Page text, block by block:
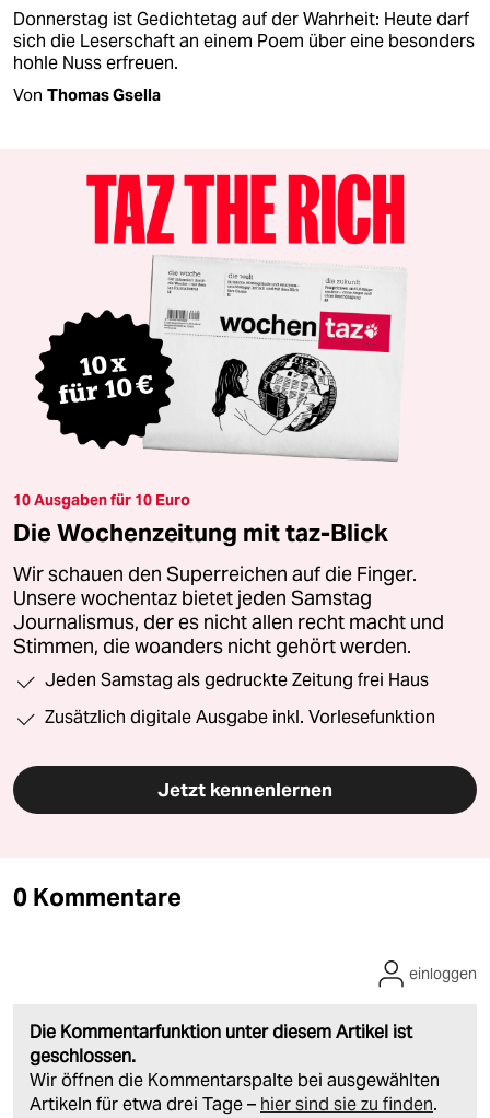
Donnerstag ist Gedichtetag auf der Wahrheit: Heute darf
sich die Leserschaft an einem Poem über eine besonders
hohle Nuss erfreuen.
Von Thomas Gsella
10 Ausgaben für 10 Euro
Die Wochenzeitung mit taz-Blick
Wir schauen den Superreichen auf die Finger.
Unsere wochentaz bietet jeden Samstag
Journalismus, der es nicht allen recht macht und
Stimmen, die woanders nicht gehört werden.
Jeden Samstag als gedruckte Zeitung frei Haus
Zusätzlich digitale Ausgabe inkl. Vorlesefunktion
Jetzt kennenlernen
0 Kommentare
Die Kommentarfunktion unter diesem Artikel ist
geschlossen.
Wir öffnen die Kommentarspalte bei ausgewählten
Artikeln für etwa drei Tage – hier sind sie zu finden.
einloggen